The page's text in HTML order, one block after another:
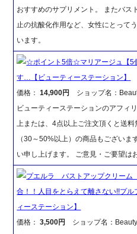
おすすめのサプリメント。 またバス
止の抗酸化作用など、女性にとって
います。
☆ポイント5倍☆マリアージュ【
す…【ビューティーステーション】
価格：14,900円
ショップ名：
ビューティーステーションのアフィ
上または、4点以上ご注文頂くと送
（30～50%以上）の商品もござい
い申し上げます。 ご意見・ご要望は
プエルラ バストアップクリーム
合！！人目をとらえて離さない!!プ
ィーステーション】
価格：3,500円
ショップ名：